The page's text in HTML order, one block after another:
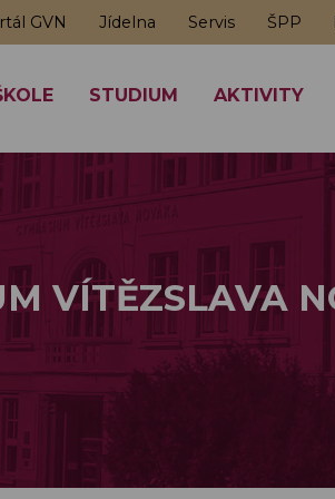
STUDIUM AKTIVITY
GVN Jídelna Servis ŠPP
VÍTĚZSLAVA